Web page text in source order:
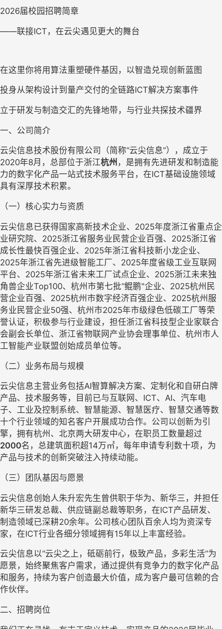
2026届校园招聘简章
——联接ICT，在云尖遇见更大的舞台
在这里你将用算法重塑硬件基因，以智造兑现创新蓝图
投身从架构设计到量产交付的全链路ICT解决方案事件
立于研发与制造交汇的先锋地带，与行业共探技术疆界
一、公司简介
云尖信息技术股份有限公司（简称“云尖信息”），成立于
2020年8月，总部位于浙江杭州 ，是拥有先进研发和制造能
力的数字化产品一站式技术服务平台，在ICT基础设施领域
具有深厚技术积累。
（一）核心实力与资质
云尖信息已获得国家高新技术企业、 2025年度浙江省重点企
业研究院、 2025浙江省服务业民营企业百强、 2025浙江省
成长性最快百强企业、 2025年浙江省科技新小龙企业、
2025年浙江省先进级智能工厂、 2025年度省级工业互联网
平台、 2025年浙江省未来工厂试点企业、2025浙江未来独
角兽企业Top100、 杭州市第七批“鲲鹏"企业、 2025杭州民
营企业百强、 2025杭州市数字经济百强企业、 2025杭州服
务业民营企业50强、杭州市2025年市级绿色低碳工厂等荣
誉认证，积极参与行业建设，担任浙江省科技型企业家联合
会副会长单位、浙江省物联网产业协会理事单位、杭州市人
工智能产业联盟创始成员单位等。
（二）业务布局与规模
云尖信息主营业务包括AI智算解决方案、定制化和自研白牌
产品、技术服务等，目前已与互联网、ICT、AI、汽车电
子、工业及控制系统、智慧能源、智慧医疗、智慧交通等数
十个行业领域的知名客户开展成功合作。公司以创新为引
擎，拥有杭州、北京两大研发中心，在职员工数量超过
2000名，总建筑面积超14万㎡，每年申请专利数十项，为
产品与技术的创新突破注入持续动能。
（三）团队基因与愿景
云尖信息创始人朱升宏先生曾供职于华为、新华三，并担任
新华三研发总裁、供应链副总裁等职务，在ICT产品研发、
制造领域已深耕20余年。公司核心团队百余人均为资深专
家，在ICT行业各细分领域拥有15年以上丰富经验。
云尖信息以“云尖之上，砥砺前行，极致产品，多彩生活”为
愿景，始终聚焦客户需求，通过提供有竞争力的数字化产品
和服务，持续为客户创造最大价值，成为客户最可信赖的合
作伙伴。
二、招聘岗位